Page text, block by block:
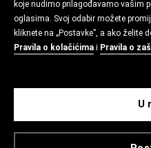
koje nudimo prilagođavamo vašim
oglasima. Svoj odabir možete
kliknete na „Postavke”, a ako želite
Pravila o kolačićima i Pravila o
U